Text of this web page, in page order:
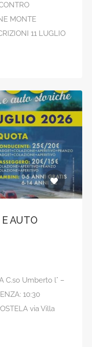
MONTE
11 LUGLIO
AUTO
C.so Umberto l° –
10:30
via Villa